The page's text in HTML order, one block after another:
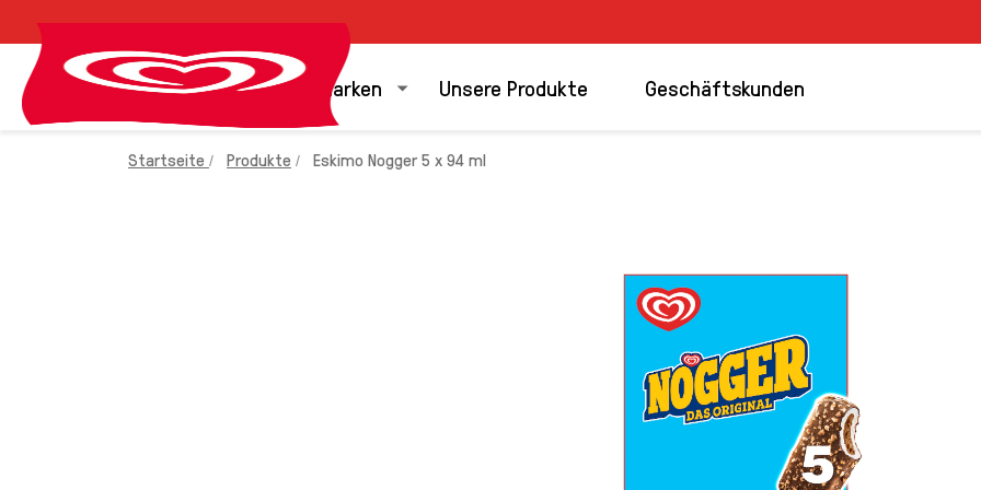
Unsere Marken Unsere Produkte Geschäftskunden
Startseite Produkte Eskimo Nogger 5 x 94 ml